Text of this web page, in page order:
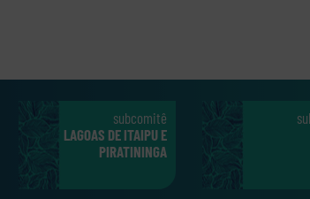
subcomitê
LAGOAS DE ITAIPU E
PIRATININGA